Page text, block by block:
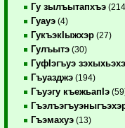
Гу зылъытапхъэ
Гуауэ (4)
ГукъэкIыжхэр (27)
Гулъытэ (30)
ГуфIэгъуэ
Гъуазджэ (194)
Гъуэгу къежьапIэ
Гъэмахуэ (13)